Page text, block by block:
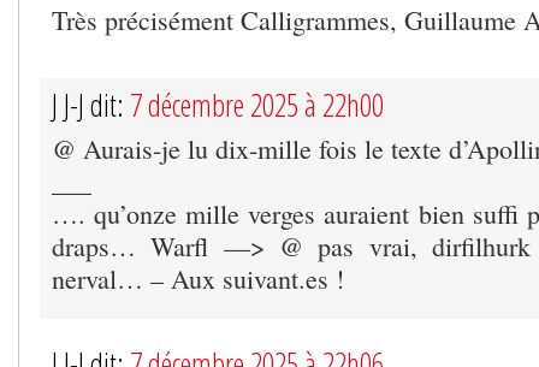
Très précisément Calligrammes, Guillaume
J J-J dit: 7 décembre 2025 à 22h00
@ Aurais-je lu dix-mille fois le texte
…. qu’onze mille verges auraient bien suffi
draps… Warfl —> @ pas vrai,
nerval… – Aux suivant.es !